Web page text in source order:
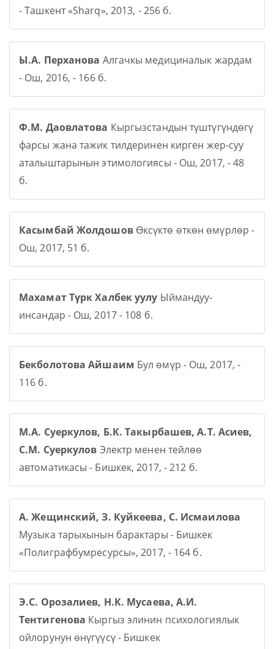
- Ташкент «Sharq», 2013, - 256 б.
Ы.А. Перханова Алгачкы медициналык жардам
- Ош, 2016, - 166 б.
Ф.М. Даовлатова Кыргызстандын түштүгүндөгү
фарсы жана тажик тилдеринен кирген жер-суу
аталыштарынын этимологиясы - Ош, 2017, - 48
б.
Касымбай Жолдошов Өксүктө өткөн өмүрлөр -
Ош, 2017, 51 б.
Махамат Түрк Халбек уулу Ыймандуу-
инсандар - Ош, 2017 - 108 б.
Бекболотова Айшаим Бул өмүр - Ош, 2017, -
116 б.
М.А. Суеркулов, Б.К. Такырбашев, А.Т. Асиев,
С.М. Суеркулов Электр менен тейлөө
автоматикасы - Бишкек, 2017, - 212 б.
А. Жещинский, З. Куйкеева, С. Исмаилова
Музыка тарыхынын барактары - Бишкек
«Полиграфбумресурсы», 2017, - 164 б.
Э.С. Орозалиев, Н.К. Мусаева, А.И.
Тентигенова Кыргыз элинин психологиялык
ойлорунун өнүгүүсү - Бишкек